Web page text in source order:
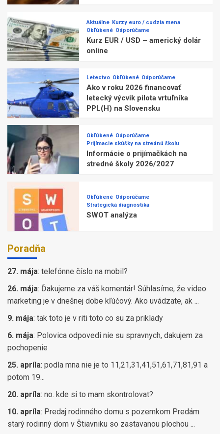
Aktuálne Kurzy euro / cudzia mena
Obľúbené Odporúčame
Kurz EUR / USD – americký dolár
online
Letectvo Obľúbené Odporúčame
Ako v roku 2026 financovať
letecký výcvik pilota vrtuľníka
PPL(H) na Slovensku
Obľúbené Odporúčame
Prijímacie skúšky na strednú školu
Informácie o prijímačkách na
stredné školy 2026/2027
Obľúbené Odporúčame
Strategická diagnostika
SWOT analýza
Poradňa
27. mája: telefónne číslo na mobil?
26. mája: Ďakujeme za váš komentár! Súhlasíme, že video
marketing je v dnešnej dobe kľúčový. Ako uvádzate, ak ...
9. mája: tak toto je v riti toto co su za priklady
6. mája: Polovica odpovedi nie su spravnych, dakujem za
pochopenie
25. apríla: podla mna nie je to 11,21,31,41,51,61,71,81,91 a
potom 19...
20. apríla: no. kde si to mam skontrolovat?
10. apríla: Predaj rodinného domu s pozemkom Predám
starý rodinný dom v Štiavniku so zastavanou plochou ...